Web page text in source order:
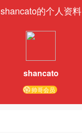
shancato的个人资料
shancato
帅哥会员